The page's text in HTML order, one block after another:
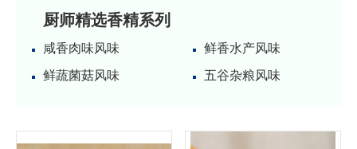
厨师精选香精系列
咸香肉味风味
鲜香水产风味
鲜蔬菌菇风味
五谷杂粮风味